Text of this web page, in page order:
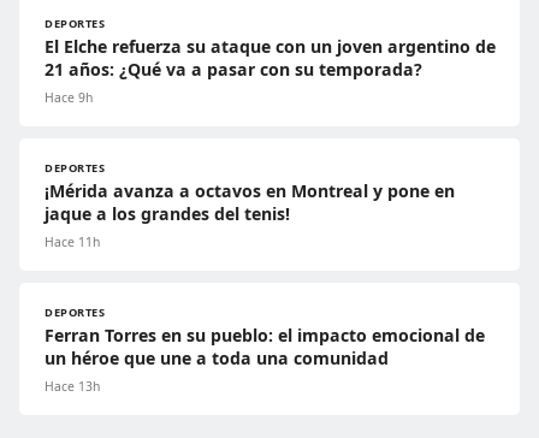
DEPORTES
El Elche refuerza su ataque con un joven argentino de
21 años: ¿Qué va a pasar con su temporada?
Hace 9h
DEPORTES
¡Mérida avanza a octavos en Montreal y pone en
jaque a los grandes del tenis!
Hace 11h
DEPORTES
Ferran Torres en su pueblo: el impacto emocional de
un héroe que une a toda una comunidad
Hace 13h